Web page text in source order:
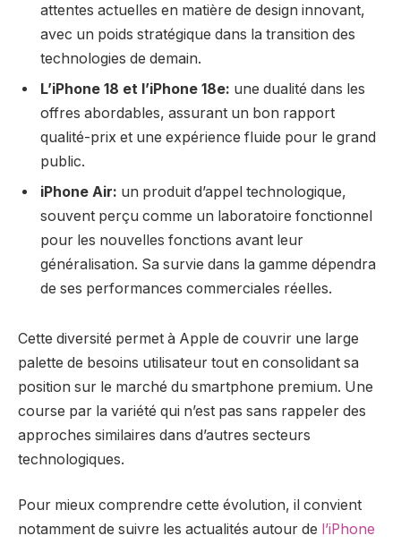
attentes actuelles en matière de design innovant,
avec un poids stratégique dans la transition des
technologies de demain.
L’iPhone 18 et l’iPhone 18e: une dualité dans les
offres abordables, assurant un bon rapport
qualité-prix et une expérience fluide pour le grand
public.
iPhone Air: un produit d’appel technologique,
souvent perçu comme un laboratoire fonctionnel
pour les nouvelles fonctions avant leur
généralisation. Sa survie dans la gamme dépendra
de ses performances commerciales réelles.
Cette diversité permet à Apple de couvrir une large
palette de besoins utilisateur tout en consolidant sa
position sur le marché du smartphone premium. Une
course par la variété qui n’est pas sans rappeler des
approches similaires dans d’autres secteurs
technologiques.
Pour mieux comprendre cette évolution, il convient
notamment de suivre les actualités autour de l’iPhone